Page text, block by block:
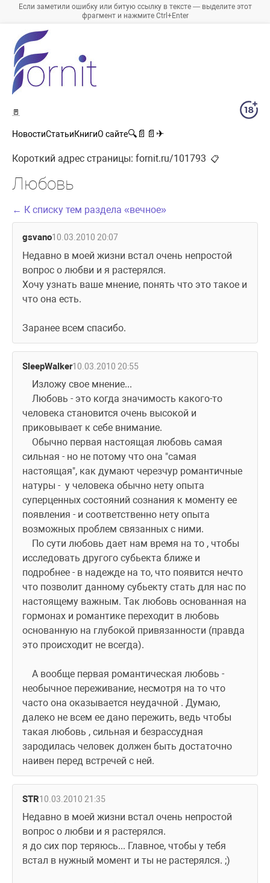
Если заметили ошибку или битую ссылку в тексте — выделите этот
фрагмент и нажмите Ctrl+Enter
🚪
НовостиСтатьиКнигиО сайте🔍 📄 📄 ✈
Короткий адрес страницы: fornit.ru/101793 📋
Любовь
← К списку тем раздела «вечное»
gsvano10.03.2010 20:07
Недавно в моей жизни встал очень непростой
вопрос о любви и я растерялся.
Хочу узнать ваше мнение, понять что это такое и
что она есть.
Заранее всем спасибо.
SleepWalker10.03.2010 20:55
    Изложу свое мнение...
человека становится очень высокой и
приковывает к себе внимание.
сильная - но не потому что она "самая
настоящая", как думают черезчур романтичные
натуры -  у человека обычно нету опыта
суперценных состояний сознания к моменту ее
появления - и соответственно нету опыта
возможных проблем связанных с ними.
исследовать другого субьекта ближе и
подробнее - в надежде на то, что появится нечто
что позволит данному субьекту стать для нас по
настоящему важным. Так любовь основанная на
гормонах и романтике переходит в любовь
основанную на глубокой привязанности (правда
это происходит не всегда).
необычное переживание, несмотря на то что
часто она оказывается неудачной . Думаю,
далеко не всем ее дано пережить, ведь чтобы
такая любовь , сильная и безрассудная
зародилась человек должен быть достаточно
наивен перед встречей с ней.
STR10.03.2010 21:35
Недавно в моей жизни встал очень непростой
вопрос о любви и я растерялся.
я до сих пор теряюсь... Главное, чтобы у тебя
встал в нужный момент и ты не растерялся. ;)